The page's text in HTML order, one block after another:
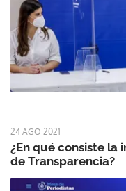
24 AGO 2021
¿En qué consiste la
de Transparencia?